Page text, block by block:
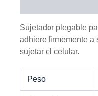
Sujetador plegable
adhiere firmemente a
sujetar el celular.
Peso